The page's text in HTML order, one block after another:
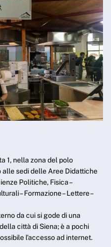
1, nella zona del polo
alle sedi delle Aree Didattiche
Politiche, Fisica –
– Formazione – Lettere –
da cui si gode di una
città di Siena; è a pochi
l’accesso ad internet.